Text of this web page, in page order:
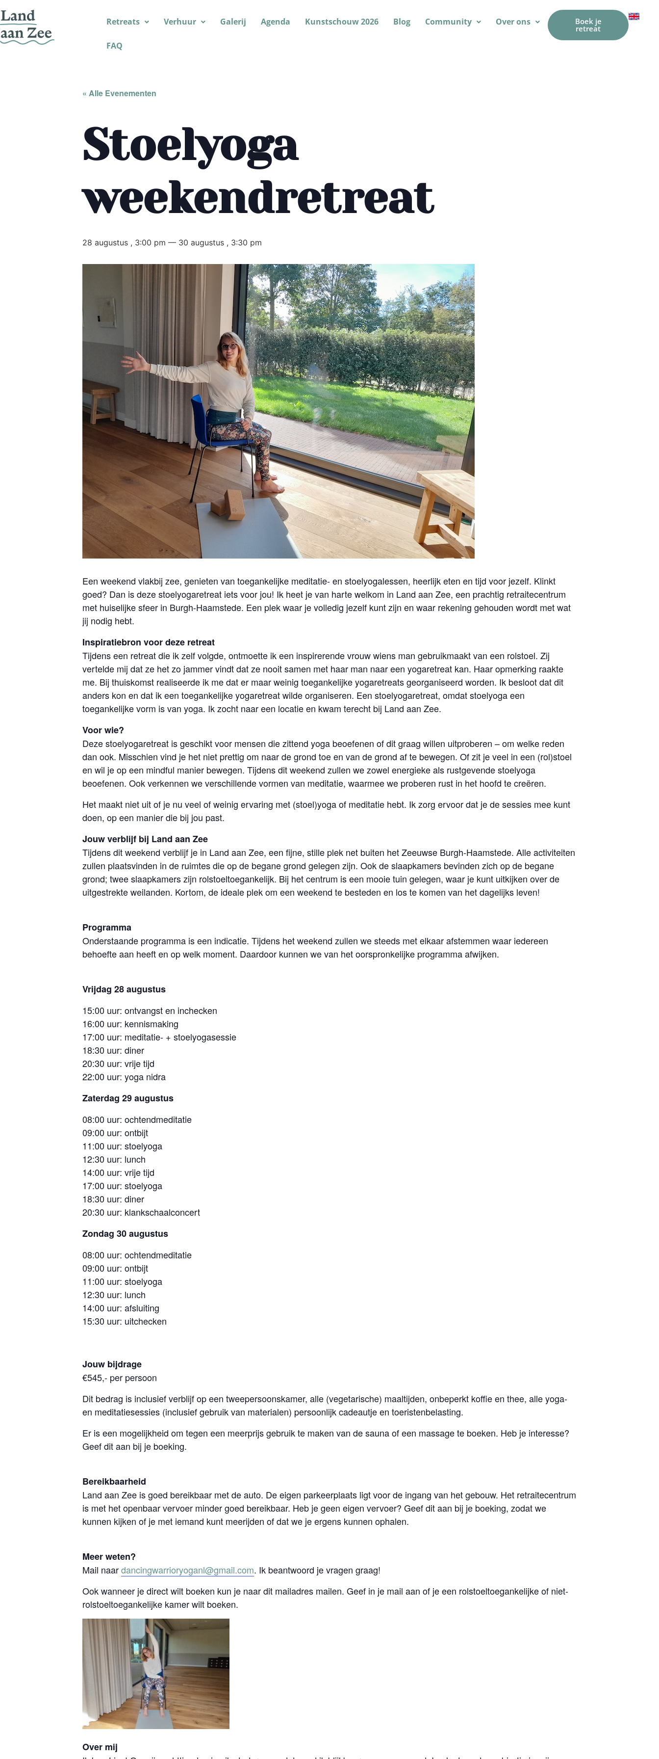
Retreats Verhuur Galerij Agenda Kunstschouw 2026 Blog Community Over ons
FAQ
Boek je
retreat
« Alle Evenementen
Stoelyoga
weekendretreat
28 augustus , 3:00 pm — 30 augustus , 3:30 pm
Een weekend vlakbij zee, genieten van toegankelijke meditatie- en stoelyogalessen, heerlijk eten en tijd voor jezelf. Klinkt
goed? Dan is deze stoelyogaretreat iets voor jou! Ik heet je van harte welkom in Land aan Zee, een prachtig retraitecentrum
met huiselijke sfeer in Burgh-Haamstede. Een plek waar je volledig jezelf kunt zijn en waar rekening gehouden wordt met wat
jij nodig hebt.
Inspiratiebron voor deze retreat
Tijdens een retreat die ik zelf volgde, ontmoette ik een inspirerende vrouw wiens man gebruikmaakt van een rolstoel. Zij
vertelde mij dat ze het zo jammer vindt dat ze nooit samen met haar man naar een yogaretreat kan. Haar opmerking raakte
me. Bij thuiskomst realiseerde ik me dat er maar weinig toegankelijke yogaretreats georganiseerd worden. Ik besloot dat dit
anders kon en dat ik een toegankelijke yogaretreat wilde organiseren. Een stoelyogaretreat, omdat stoelyoga een
toegankelijke vorm is van yoga. Ik zocht naar een locatie en kwam terecht bij Land aan Zee.
Voor wie?
Deze stoelyogaretreat is geschikt voor mensen die zittend yoga beoefenen of dit graag willen uitproberen – om welke reden
dan ook. Misschien vind je het niet prettig om naar de grond toe en van de grond af te bewegen. Of zit je veel in een (rol)stoel
en wil je op een mindful manier bewegen. Tijdens dit weekend zullen we zowel energieke als rustgevende stoelyoga
beoefenen. Ook verkennen we verschillende vormen van meditatie, waarmee we proberen rust in het hoofd te creëren.
Het maakt niet uit of je nu veel of weinig ervaring met (stoel)yoga of meditatie hebt. Ik zorg ervoor dat je de sessies mee kunt
doen, op een manier die bij jou past.
Jouw verblijf bij Land aan Zee
Tijdens dit weekend verblijf je in Land aan Zee, een fijne, stille plek net buiten het Zeeuwse Burgh-Haamstede. Alle activiteiten
zullen plaatsvinden in de ruimtes die op de begane grond gelegen zijn. Ook de slaapkamers bevinden zich op de begane
grond; twee slaapkamers zijn rolstoeltoegankelijk. Bij het centrum is een mooie tuin gelegen, waar je kunt uitkijken over de
uitgestrekte weilanden. Kortom, de ideale plek om een weekend te besteden en los te komen van het dagelijks leven!
Programma
Onderstaande programma is een indicatie. Tijdens het weekend zullen we steeds met elkaar afstemmen waar iedereen
behoefte aan heeft en op welk moment. Daardoor kunnen we van het oorspronkelijke programma afwijken.
Vrijdag 28 augustus
15:00 uur: ontvangst en inchecken
16:00 uur: kennismaking
17:00 uur: meditatie- + stoelyogasessie
18:30 uur: diner
20:30 uur: vrije tijd
22:00 uur: yoga nidra
Zaterdag 29 augustus
08:00 uur: ochtendmeditatie
09:00 uur: ontbijt
11:00 uur: stoelyoga
12:30 uur: lunch
14:00 uur: vrije tijd
17:00 uur: stoelyoga
18:30 uur: diner
20:30 uur: klankschaalconcert
Zondag 30 augustus
08:00 uur: ochtendmeditatie
09:00 uur: ontbijt
11:00 uur: stoelyoga
12:30 uur: lunch
14:00 uur: afsluiting
15:30 uur: uitchecken
Jouw bijdrage
€545,- per persoon
Dit bedrag is inclusief verblijf op een tweepersoonskamer, alle (vegetarische) maaltijden, onbeperkt koffie en thee, alle yoga-
en meditatiesessies (inclusief gebruik van materialen) persoonlijk cadeautje en toeristenbelasting.
Er is een mogelijkheid om tegen een meerprijs gebruik te maken van de sauna of een massage te boeken. Heb je interesse?
Geef dit aan bij je boeking.
Bereikbaarheid
Land aan Zee is goed bereikbaar met de auto. De eigen parkeerplaats ligt voor de ingang van het gebouw. Het retraitecentrum
is met het openbaar vervoer minder goed bereikbaar. Heb je geen eigen vervoer? Geef dit aan bij je boeking, zodat we
kunnen kijken of je met iemand kunt meerijden of dat we je ergens kunnen ophalen.
Meer weten?
Mail naardancingwarrioryoganl@gmail.com. Ik beantwoord je vragen graag!
Ook wanneer je direct wilt boeken kun je naar dit mailadres mailen. Geef in je mail aan of je een rolstoeltoegankelijke of niet-
rolstoeltoegankelijke kamer wilt boeken.
Over mij